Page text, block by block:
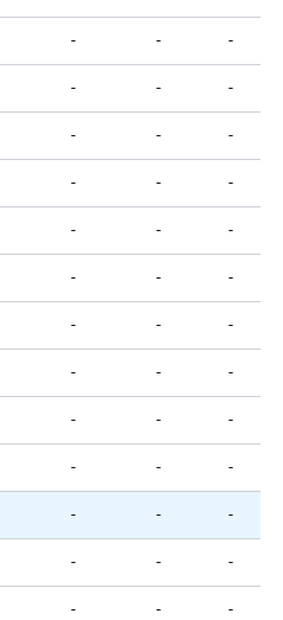
- - -
- - -
- - -
- - -
- - -
- - -
- - -
- - -
- - -
- - -
- - -
- - -
- - -